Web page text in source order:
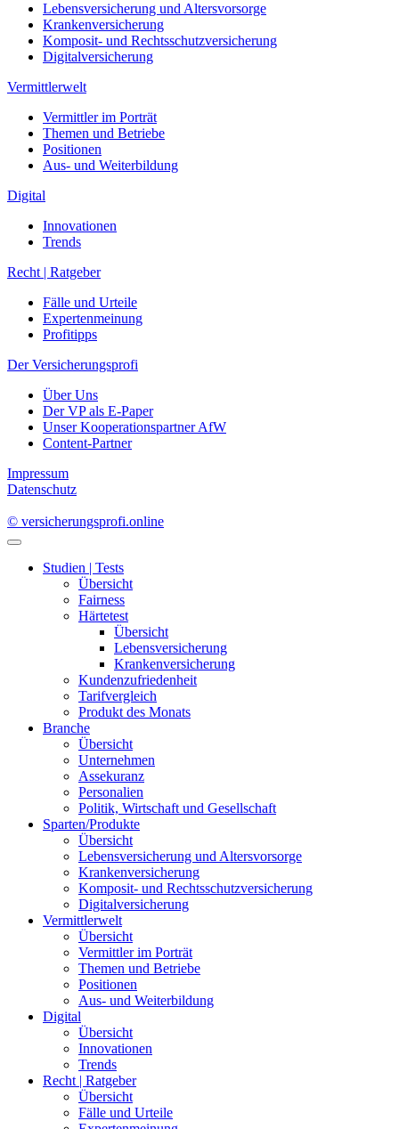
Lebensversicherung und Altersvorsorge
Krankenversicherung
Komposit- und Rechtsschutzversicherung
Digitalversicherung
Vermittlerwelt
Vermittler im Porträt
Themen und Betriebe
Positionen
Aus- und Weiterbildung
Digital
Innovationen
Trends
Recht | Ratgeber
Fälle und Urteile
Expertenmeinung
Profitipps
Der Versicherungsprofi
Über Uns
Der VP als E-Paper
Unser Kooperationspartner AfW
Content-Partner
Impressum
Datenschutz
© versicherungsprofi.online
Studien | Tests
Übersicht
Fairness
Härtetest
Übersicht
Lebensversicherung
Krankenversicherung
Kundenzufriedenheit
Tarifvergleich
Produkt des Monats
Branche
Übersicht
Unternehmen
Assekuranz
Personalien
Politik, Wirtschaft und Gesellschaft
Sparten/Produkte
Übersicht
Lebensversicherung und Altersvorsorge
Krankenversicherung
Komposit- und Rechtsschutzversicherung
Digitalversicherung
Vermittlerwelt
Übersicht
Vermittler im Porträt
Themen und Betriebe
Positionen
Aus- und Weiterbildung
Digital
Übersicht
Innovationen
Trends
Recht | Ratgeber
Übersicht
Fälle und Urteile